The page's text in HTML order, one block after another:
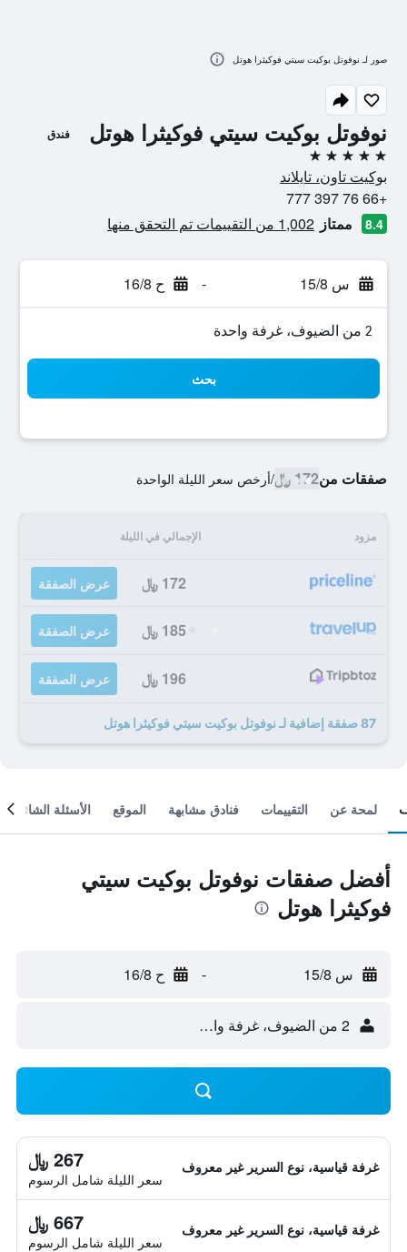
نوفوتل بوكيت سيتي فوكيثرا هوتل فندق
5 نجوم
بوكيت تاون، تايلاند
+66 76 397 777
8.4 ممتاز 1,002 من التقييمات تم التحقق منها
س 15/8 - ح 16/8
2 من الضيوف، غرفة واحدة
بحث
صفقات من172 ﷼ /أرخص سعر الليلة الواحدة
مزود الإجمالي في الليلة
172 ﷼ عرض الصفقة
185 ﷼ عرض الصفقة
196 ﷼ عرض الصفقة
87 صفقة إضافية لـ نوفوتل بوكيت سيتي فوكيثرا هوتل
صور لـ نوفوتل بوكيت سيتي فوكيثرا هوتل
لمحة عن التقييمات فنادق مشابهة الموقع الأسئلة الشائعة
أفضل صفقات نوفوتل بوكيت سيتي
فوكيثرا هوتل
س 15/8 - ح 16/8
2 من الضيوف، غرفة واحدة
غرفة قياسية، نوع السرير غير معروف 267 ﷼
سعر الليلة شامل الرسوم
غرفة قياسية، نوع السرير غير معروف 667 ﷼
سعر الليلة شامل الرسوم